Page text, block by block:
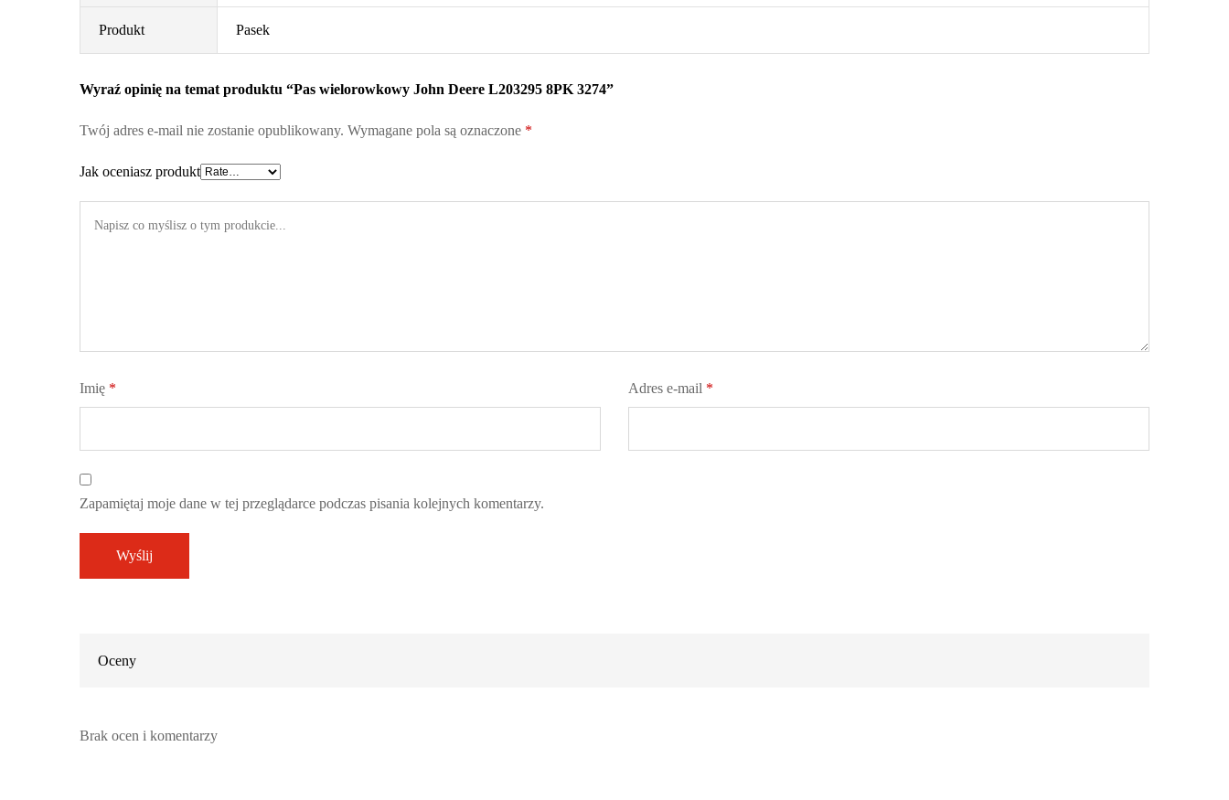
Produkt Pasek
Wyraź opinię na temat produktu “Pas wielorowkowy John Deere L203295 8PK 3274”
Twój adres e-mail nie zostanie opublikowany. Wymagane pola są oznaczone *
Jak oceniasz produkt
Imię * Adres e-mail *
Zapamiętaj moje dane w tej przeglądarce podczas pisania kolejnych komentarzy.
Oceny
Brak ocen i komentarzy